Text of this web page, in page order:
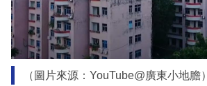
（圖片來源：YouTube@廣東小地膽）